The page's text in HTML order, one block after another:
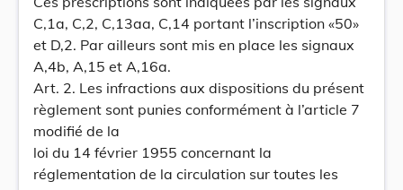
C,1a, C,2, C,13aa, C,14 portant l’inscription «50»
et D,2. Par ailleurs sont mis en place les signaux
A,4b, A,15 et A,16a.
Art. 2. Les infractions aux dispositions du présent
règlement sont punies conformément à l’article 7
modifié de la
loi du 14 février 1955 concernant la
réglementation de la circulation sur toutes les